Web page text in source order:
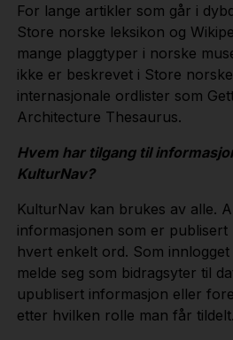
For lange artikler som går i
Store norske leksikon og
mange plaggtyper i norske
ikke er beskrevet i Store
internasjonale ordlister som
Architecture Thesaurus.
Hvem har tilgang til
KulturNav?
KulturNav kan brukes av alle.
informasjonen som er
hvert enkelt ord. Som
melde seg som bidragsyter til
upublisert informasjon eller
etter hvilken rolle man får tildelt.